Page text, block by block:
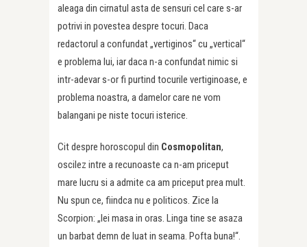
aleaga din cirnatul asta de sensuri cel care s-ar
potrivi in povestea despre tocuri. Daca
redactorul a confundat „vertiginos“ cu „vertical“
e problema lui, iar daca n-a confundat nimic si
intr-adevar s-or fi purtind tocurile vertiginoase, e
problema noastra, a damelor care ne vom
balangani pe niste tocuri isterice.
Cit despre horoscopul din Cosmopolitan,
oscilez intre a recunoaste ca n-am priceput
mare lucru si a admite ca am priceput prea mult.
Nu spun ce, fiindca nu e politicos. Zice la
Scorpion: „Iei masa in oras. Linga tine se asaza
un barbat demn de luat in seama. Pofta buna!“.